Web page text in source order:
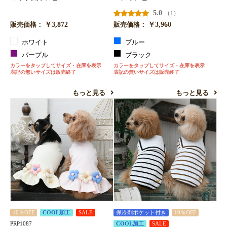
販売価格： ￥3,872
ホワイト
パープル
カラーをタップしてサイズ・在庫を表示
表記の無いサイズは販売終了
もっと見る
5.0
（1）
販売価格：
￥3,960
ブルー
ブラック
カラーをタップしてサイズ・在庫を表示
表記の無いサイズは販売終了
もっと見る
10％OFF COOL加工 SALE
PRP1087
保冷剤ポケット付き
10％OFF
COOL加工
SALE